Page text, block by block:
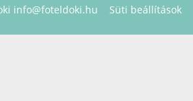
info@foteldoki.hu Süti beállítások